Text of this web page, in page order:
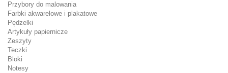
Przybory do malowania
Farbki akwarelowe i plakatowe
Pędzelki
Artykuły papiernicze
Zeszyty
Teczki
Bloki
Notesy